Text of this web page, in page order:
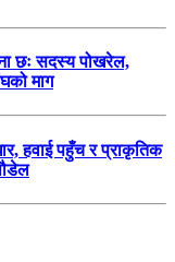
छः सदस्य पोखरेल,
माग
हवाई पहुँच र प्राकृतिक